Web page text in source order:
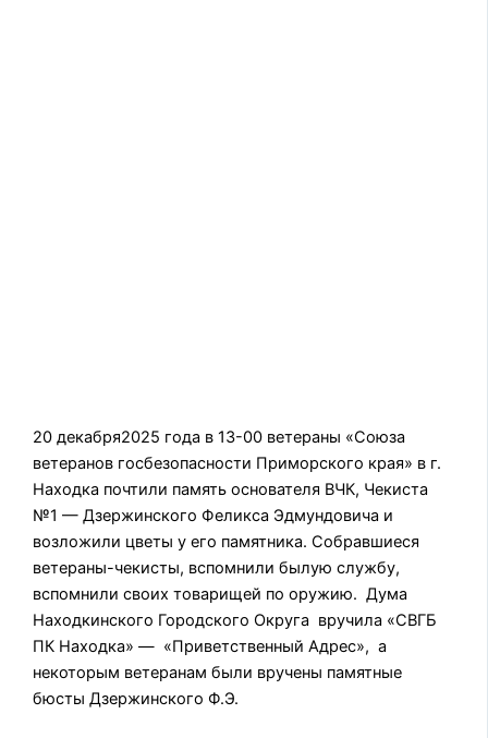
20 декабря2025 года в 13-00 ветераны «Союза
ветеранов госбезопасности Приморского края» в г.
Находка почтили память основателя ВЧК, Чекиста
№1 — Дзержинского Феликса Эдмундовича и
возложили цветы у его памятника. Собравшиеся
ветераны-чекисты, вспомнили былую службу,
вспомнили своих товарищей по оружию. Дума
Находкинского Городского Округа вручила «СВГБ
ПК Находка» — «Приветственный Адрес», а
некоторым ветеранам были вручены памятные
бюсты Дзержинского Ф.Э.